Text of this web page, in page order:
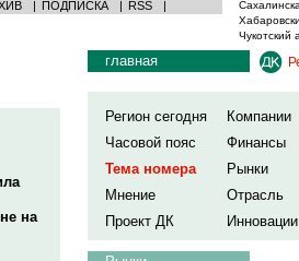
| ПОДПИСКА | RSS |
Чукотский
на
главная
Регион сегодня
Компании
Часовой пояс
Финансы
Тема номера
Рынки
Мнение
Отрасль
Проект ДК
Инновации